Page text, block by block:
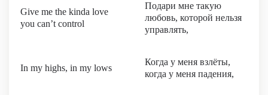
Give me the kinda love
you can’t control
Подари мне такую
любовь, которой нельзя
управлять,
In my highs, in my lows
Когда у меня взлёты,
когда у меня падения,